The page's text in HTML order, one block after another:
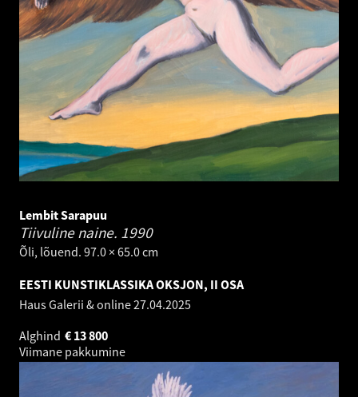
Lembit Sarapuu
Tiivuline naine. 1990
Õli, lõuend. 97.0 × 65.0 cm
EESTI KUNSTIKLASSIKA OKSJON, II OSA
Haus Galerii & online27.04.2025
Alghind
13 800
€
Viimane pakkumine